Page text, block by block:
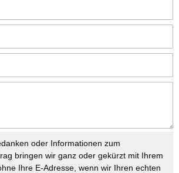
oder Informationen zum
bringen wir ganz oder gekürzt mit Ihrem
Ihre E-Adresse, wenn wir Ihren echten